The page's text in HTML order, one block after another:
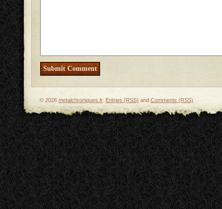
© 2026 metalchroniques.fr. Entries (RSS) and Comments (RSS)